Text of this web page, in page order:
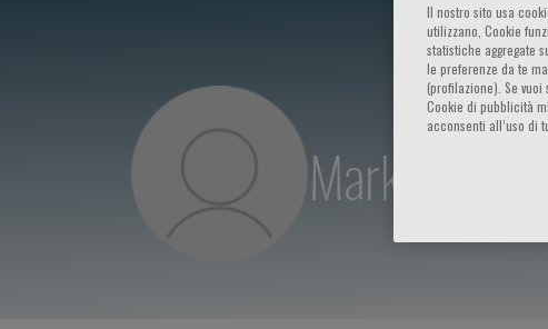
Mark
Il nostro sito usa
utilizzano, Cookie
statistiche aggregate
le preferenze da te
(profilazione). Se
Cookie di pubblicità
acconsenti all’uso di